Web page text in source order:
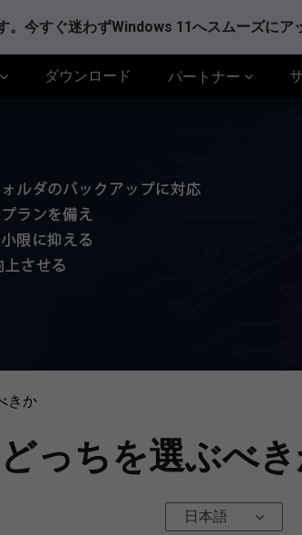
。今すぐ迷わずWindows 11へスムーズにア
ダウンロード パートナー
きか
っちを選ぶべ
日本語